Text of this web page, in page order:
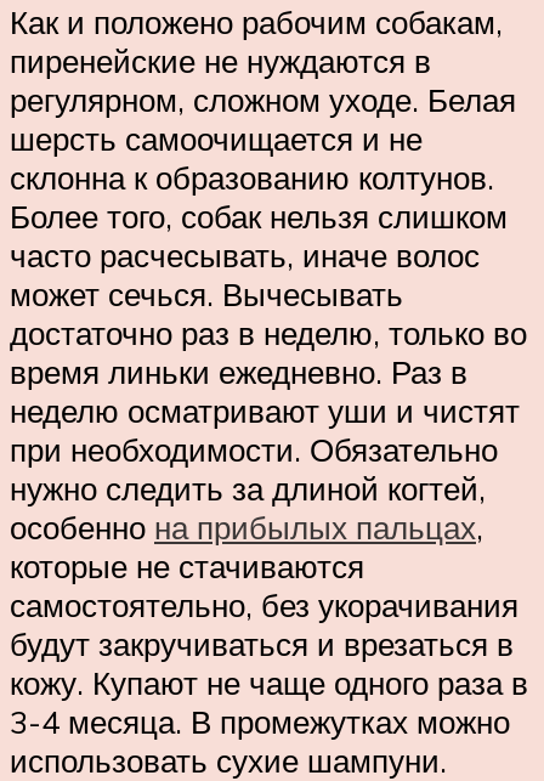
Как и положено рабочим собакам,
пиренейские не нуждаются в
регулярном, сложном уходе. Белая
шерсть самоочищается и не
склонна к образованию колтунов.
Более того, собак нельзя слишком
часто расчесывать, иначе волос
может сечься. Вычесывать
достаточно раз в неделю, только во
время линьки ежедневно. Раз в
неделю осматривают уши и чистят
при необходимости. Обязательно
нужно следить за длиной когтей,
особенно на прибылых пальцах,
которые не стачиваются
самостоятельно, без укорачивания
будут закручиваться и врезаться в
кожу. Купают не чаще одного раза в
3-4 месяца. В промежутках можно
использовать сухие шампуни.